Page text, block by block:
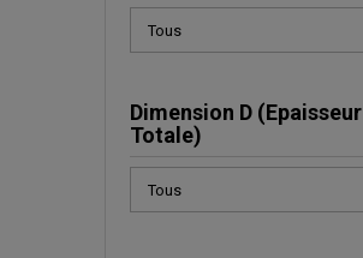
Dimension D (Epaisseur
Totale)